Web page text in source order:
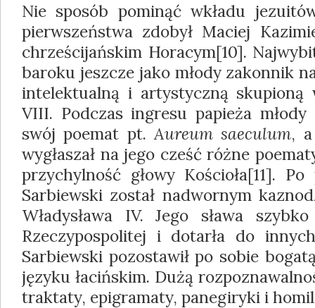
Nie sposób pominąć wkładu
pierwszeństwa zdobył Maciej
chrześcijańskim Horacym[10].
baroku jeszcze jako młody zakonnik
intelektualną i artystyczną skupioną
VIII. Podczas ingresu papieża
swój poemat pt.Aureum saeculum,
wygłaszał na jego cześć różne
przychylność głowy Kościoła[11].
Sarbiewski został nadwornym
Władysława IV. Jego sława
Rzeczypospolitej i dotarła do
Sarbiewski pozostawił po sobie
języku łacińskim. Dużą
traktaty, epigramaty, panegiryki i